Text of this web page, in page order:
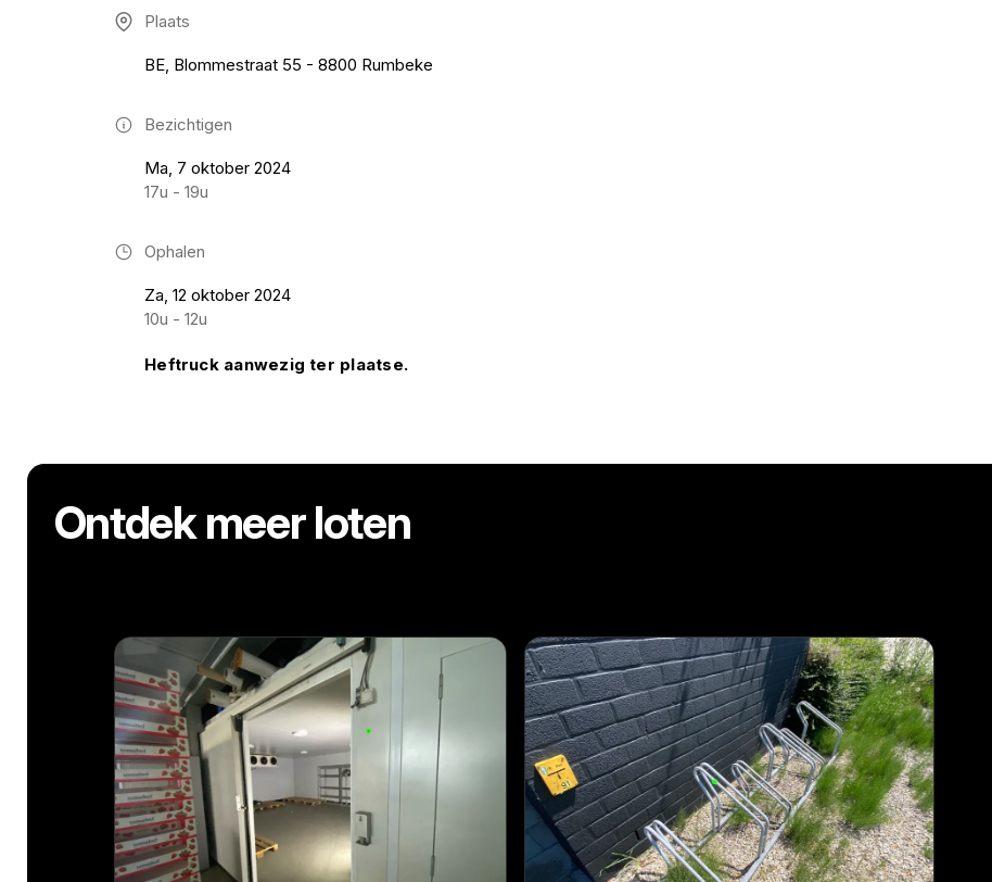
Plaats
BE, Blommestraat 55 - 8800 Rumbeke
Bezichtigen
Ma, 7 oktober 2024
17u - 19u
Ophalen
Za, 12 oktober 2024
10u - 12u
Heftruck aanwezig ter plaatse.
Ontdek meer loten